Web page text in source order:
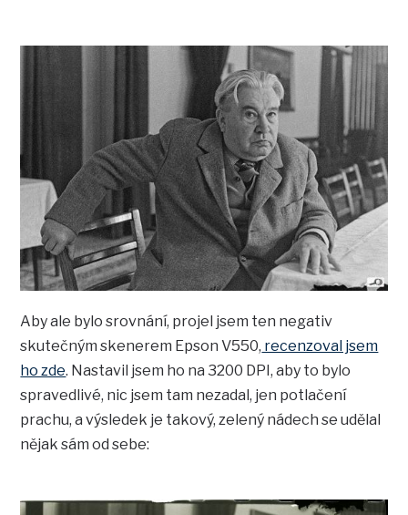
Aby ale bylo srovnání, projel jsem ten negativ
skutečným skenerem Epson V550, recenzoval jsem
ho zde. Nastavil jsem ho na 3200 DPI, aby to bylo
spravedlivé, nic jsem tam nezadal, jen potlačení
prachu, a výsledek je takový, zelený nádech se udělal
nějak sám od sebe: